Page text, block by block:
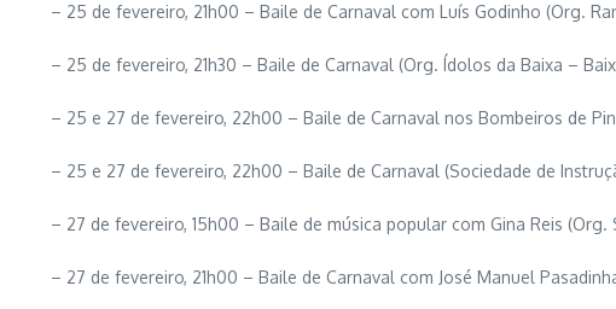
– 25 de fevereiro, 21h00 – Baile de Carnaval com Luís Godinho (Org.
– 25 de fevereiro, 21h30 – Baile de Carnaval (Org. Ídolos da Baixa –
– 25 e 27 de fevereiro, 22h00 – Baile de Carnaval nos Bombeiros de
– 25 e 27 de fevereiro, 22h00 – Baile de Carnaval (Sociedade de
– 27 de fevereiro, 15h00 – Baile de música popular com Gina Reis
– 27 de fevereiro, 21h00 – Baile de Carnaval com José Manuel